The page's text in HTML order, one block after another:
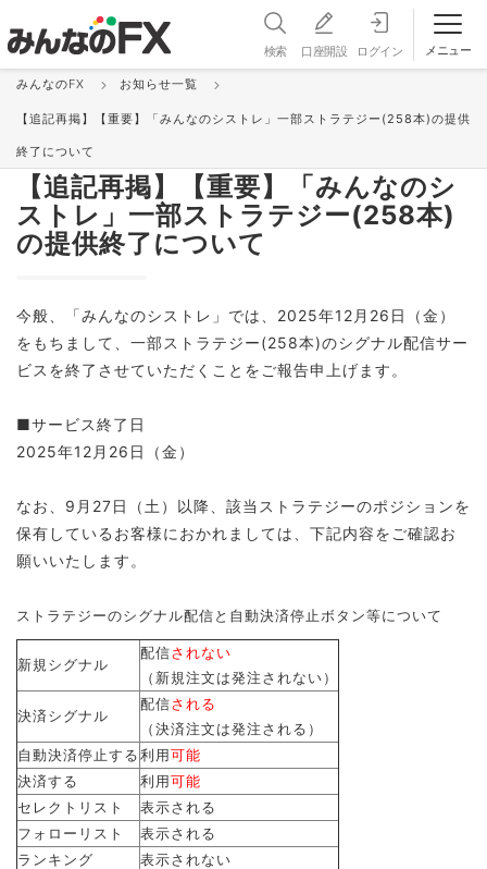
検索 口座開設 ログイン メニュー
お知らせ＆更新情報 一覧
みんなのFX お知らせ一覧
【追記再掲】【重要】「みんなのシストレ」一部ストラテジー(258本)の提供
終了について
重要
【追記再掲】【重要】「みんなのシ
ストレ」一部ストラテジー(258本)
の提供終了について
今般、「みんなのシストレ」では、2025年12月26日（金）
をもちまして、一部ストラテジー(258本)のシグナル配信サー
ビスを終了させていただくことをご報告申上げます。
■サービス終了日
2025年12月26日（金）
なお、9月27日（土）以降、該当ストラテジーのポジションを
保有しているお客様におかれましては、下記内容をご確認お
願いいたします。
ストラテジーのシグナル配信と自動決済停止ボタン等について
新規シグナル
配信されない
（新規注文は発注されない）
決済シグナル
配信される
（決済注文は発注される）
自動決済停止する 利用 可能
決済する
利用 可能
セレクトリスト
表示される
フォローリスト
表示される
ランキング
表示されない